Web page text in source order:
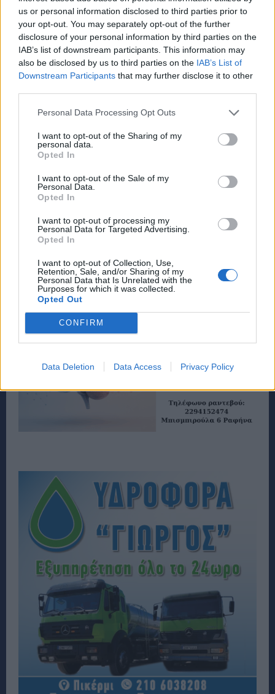
us or personal information disclosed to third parties prior to
your opt-out. You may separately opt-out of the further
disclosure of your personal information by third parties on the
IAB’s list of downstream participants. This information may
also be disclosed by us to third parties on the IAB’s List of
Downstream Participants that may further disclose it to other
Personal Data Processing Opt Outs
I want to opt-out of the Sharing of my
personal data.
Opted In
I want to opt-out of the Sale of my
Personal Data.
Opted In
I want to opt-out of processing my
Personal Data for Targeted Advertising.
Opted In
I want to opt-out of Collection, Use,
Retention, Sale, and/or Sharing of my
Personal Data that Is Unrelated with the
Purposes for which it was collected.
Opted Out
CONFIRM
Data Deletion Data Access Privacy Policy